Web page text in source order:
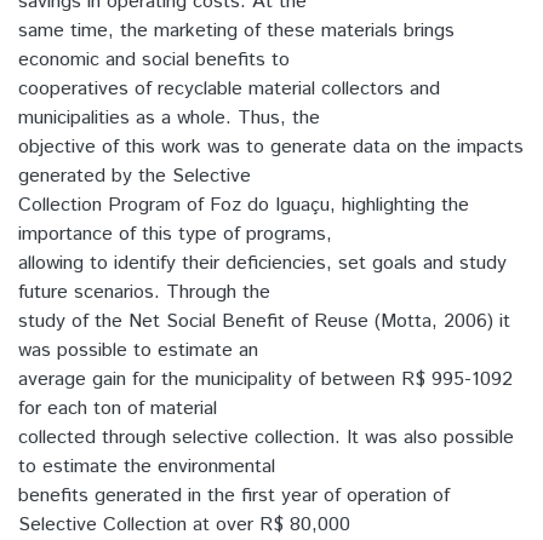
same time, the marketing of these materials brings
economic and social benefits to
cooperatives of recyclable material collectors and
municipalities as a whole. Thus, the
objective of this work was to generate data on the impacts
generated by the Selective
Collection Program of Foz do Iguaçu, highlighting the
importance of this type of programs,
allowing to identify their deficiencies, set goals and study
future scenarios. Through the
study of the Net Social Benefit of Reuse (Motta, 2006) it
was possible to estimate an
average gain for the municipality of between R$ 995-1092
for each ton of material
collected through selective collection. It was also possible
to estimate the environmental
benefits generated in the first year of operation of
Selective Collection at over R$ 80,000